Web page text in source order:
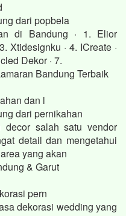
dari popbela
di Bandung · 1. Elior
Xtidesignku · 4. ICreate ·
Dekor · 7.
Bandung Terbaik
dan l
dari pernikahan
salah satu vendor
detail dan mengetahui
yang akan
& Garut
pern
dekorasi wedding yang